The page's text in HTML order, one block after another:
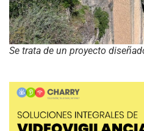
Se trata de un proyecto